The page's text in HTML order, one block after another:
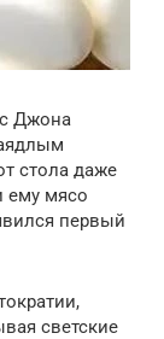
с Джона
стола даже
ему мясо
первый
светские